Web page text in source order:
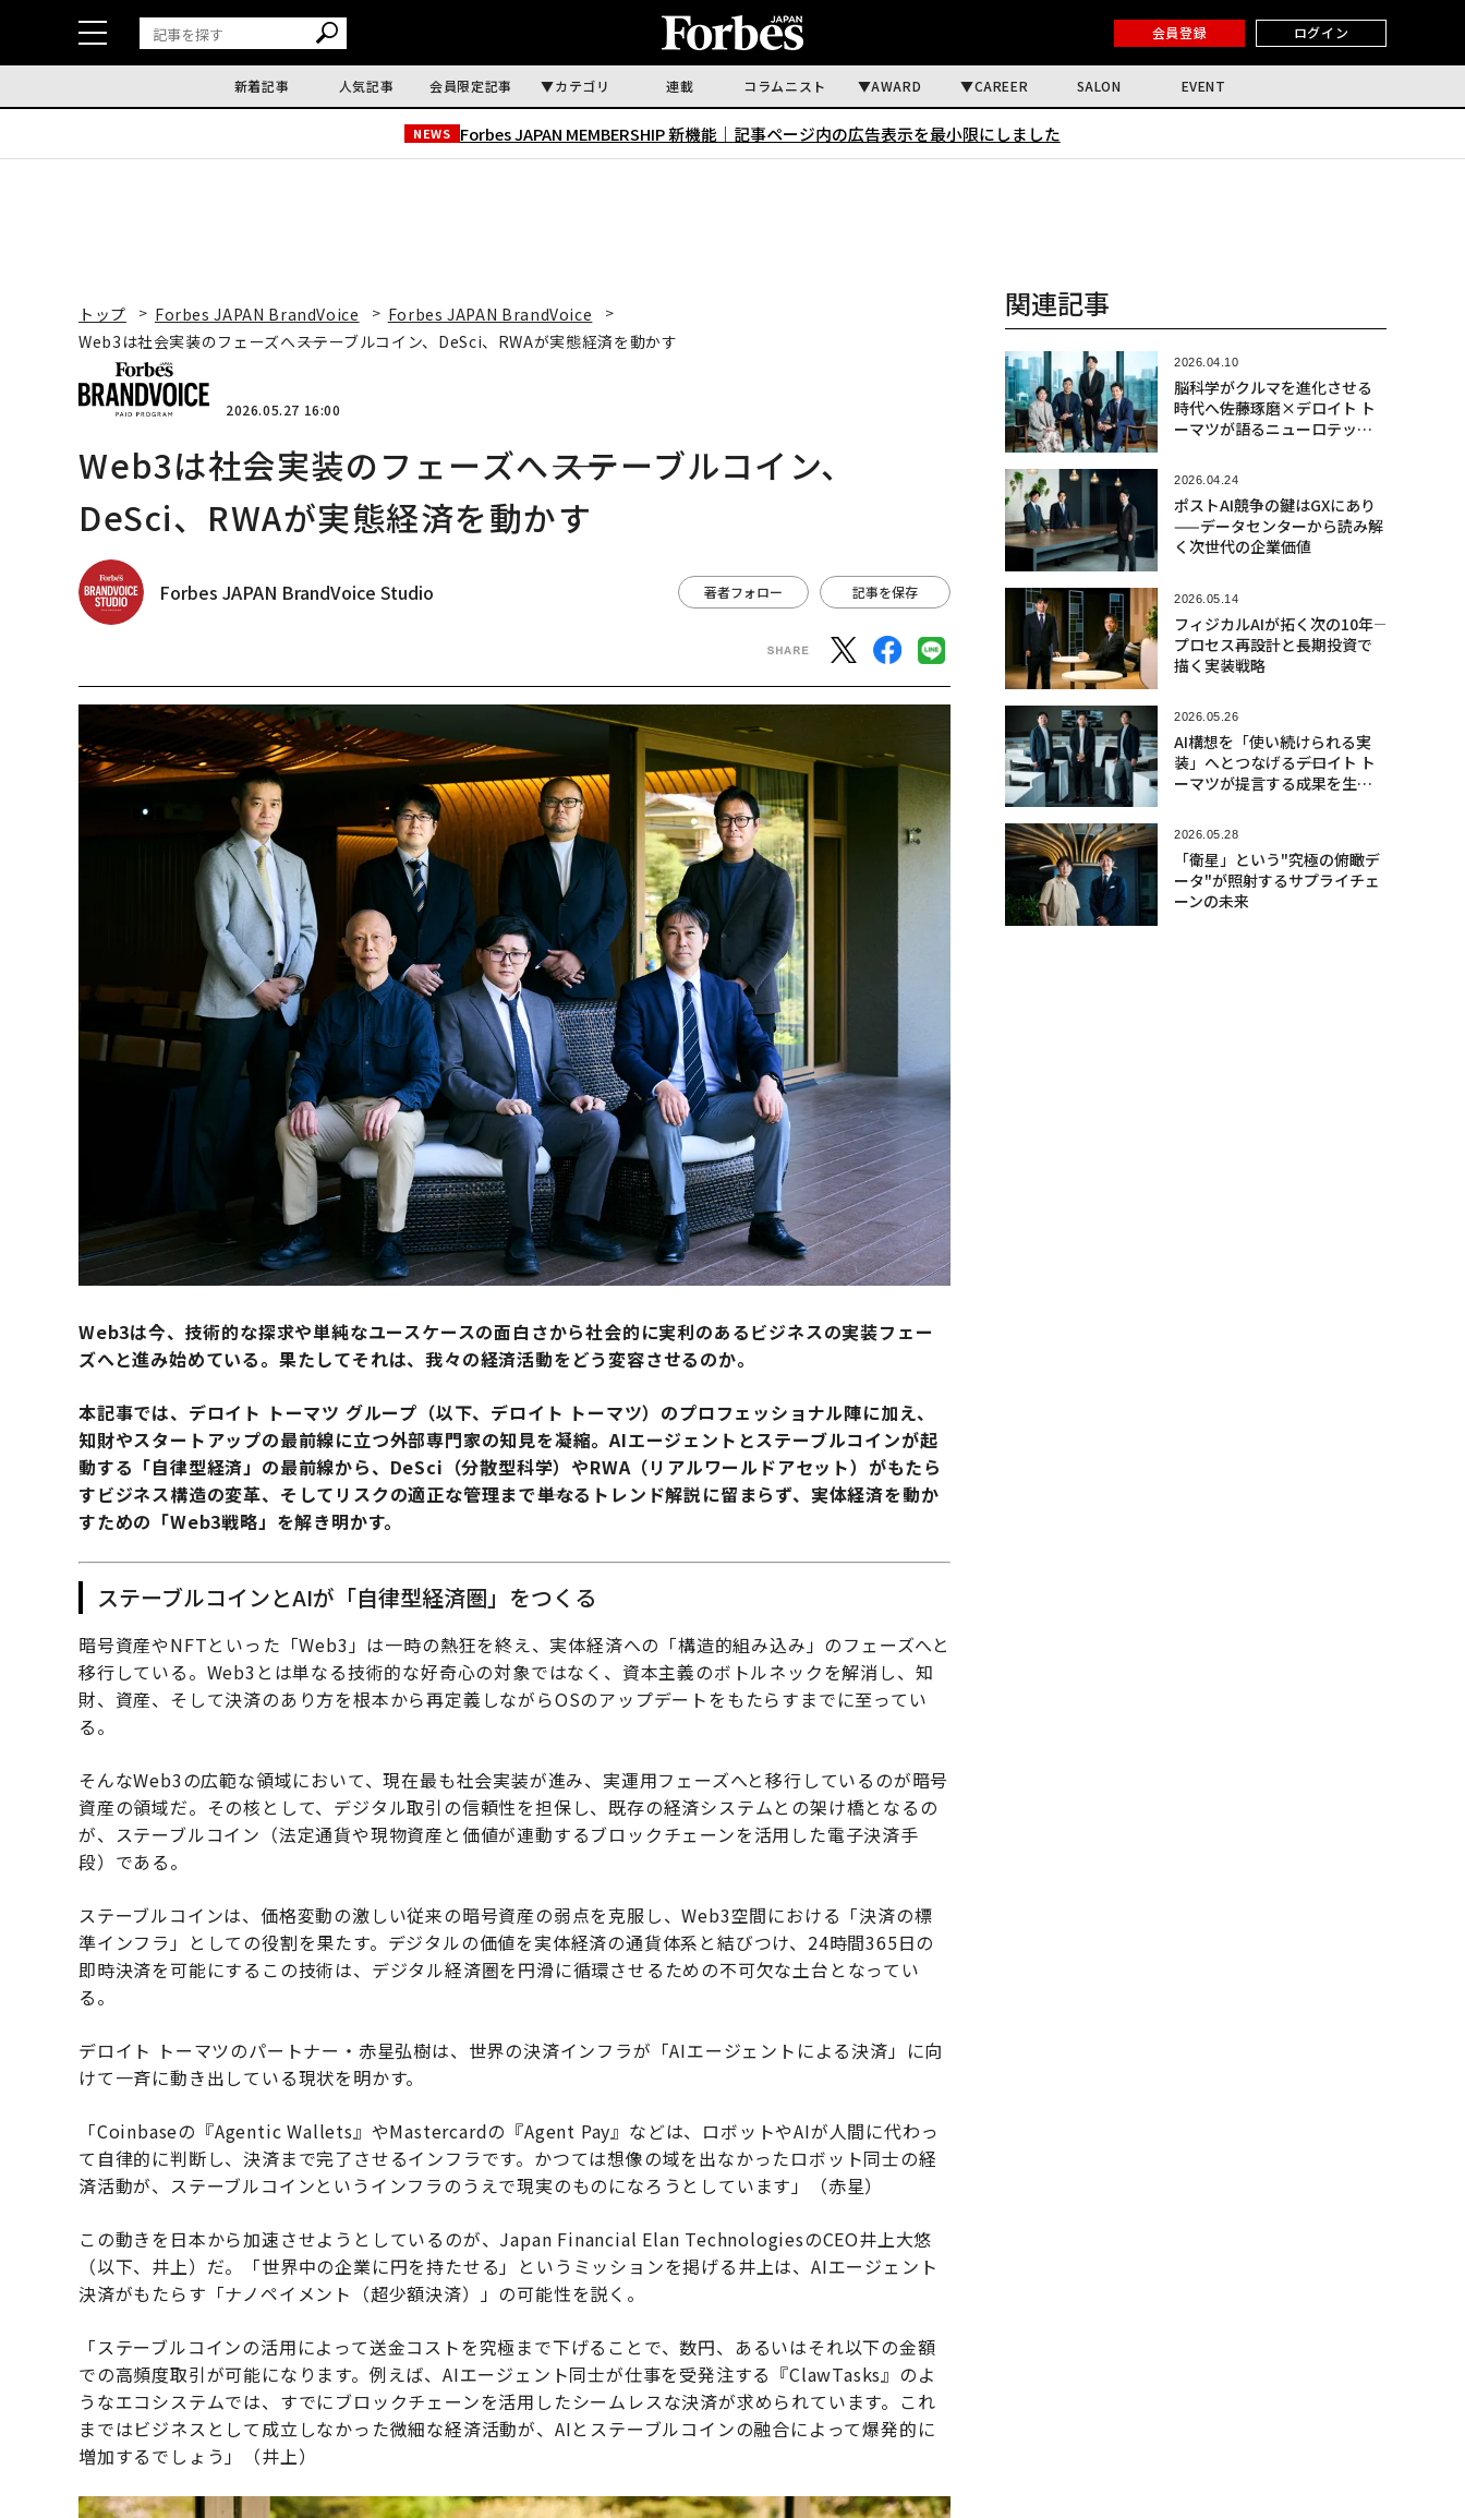
会員登録 ログイン
新着記事 人気記事 会員限定記事 カテゴリ 連載 コラムニスト AWARD CAREER SALON EVENT
NEWS Forbes JAPAN MEMBERSHIP 新機能｜ 記事ページ内の広告表示を最小限にしました
トップ Forbes JAPAN BrandVoice
Forbes JAPAN BrandVoice
Web3は社会実装のフェーズへ――ステーブルコイン、DeSci、RWAが実態経済を動かす
2026.05.27 16:00
Web3は社会実装のフェーズへ――ステーブルコイン、
DeSci、RWAが実態経済を動かす
Forbes JAPAN BrandVoice Studio 著者フォロー 記事を保存
Web3は今、技術的な探求や単純なユースケースの面白さから社会的に実利のあるビジネスの実装フェー
ズへと進み始めている。果たしてそれは、我々の経済活動をどう変容させるのか。
本記事では、デロイト トーマツ グループ（以下、デロイト トーマツ）のプロフェッショナル陣に加え、
知財やスタートアップの最前線に立つ外部専門家の知見を凝縮。AIエージェントとステーブルコインが起
動する「自律型経済」の最前線から、DeSci（分散型科学）やRWA（リアルワールドアセット）がもたら
すビジネス構造の変革、そしてリスクの適正な管理まで――単なるトレンド解説に留まらず、実体経済を動か
すための「Web3戦略」を解き明かす。
ステーブルコインとAIが「自律型経済圏」をつくる
暗号資産やNFTといった「Web3」は一時の熱狂を終え、実体経済への「構造的組み込み」のフェーズへと
移行している。Web3とは単なる技術的な好奇心の対象ではなく、資本主義のボトルネックを解消し、知
財、資産、そして決済のあり方を根本から再定義しながらOSのアップデートをもたらすまでに至ってい
る。
そんなWeb3の広範な領域において、現在最も社会実装が進み、実運用フェーズへと移行しているのが暗号
資産の領域だ。その核として、デジタル取引の信頼性を担保し、既存の経済システムとの架け橋となるの
が、ステーブルコイン（法定通貨や現物資産と価値が連動するブロックチェーンを活用した電子決済手
段）である。
ステーブルコインは、価格変動の激しい従来の暗号資産の弱点を克服し、Web3空間における「決済の標
準インフラ」としての役割を果たす。デジタルの価値を実体経済の通貨体系と結びつけ、24時間365日の
即時決済を可能にするこの技術は、デジタル経済圏を円滑に循環させるための不可欠な土台となってい
る。
デロイト トーマツのパートナー・赤星弘樹は、世界の決済インフラが「AIエージェントによる決済」に向
けて一斉に動き出している現状を明かす。
「Coinbaseの『Agentic Wallets』やMastercardの『Agent Pay』などは、ロボットやAIが人間に代わっ
て自律的に判断し、決済まで完了させるインフラです。かつては想像の域を出なかったロボット同士の経
済活動が、ステーブルコインというインフラのうえで現実のものになろうとしています」（赤星）
この動きを日本から加速させようとしているのが、Japan Financial Elan TechnologiesのCEO井上大悠
（以下、井上）だ。「世界中の企業に円を持たせる」というミッションを掲げる井上は、AIエージェント
決済がもたらす「ナノペイメント（超少額決済）」の可能性を説く。
「ステーブルコインの活用によって送金コストを究極まで下げることで、数円、あるいはそれ以下の金額
での高頻度取引が可能になります。例えば、AIエージェント同士が仕事を受発注する『ClawTasks』のよ
うなエコシステムでは、すでにブロックチェーンを活用したシームレスな決済が求められています。これ
まではビジネスとして成立しなかった微細な経済活動が、AIとステーブルコインの融合によって爆発的に
増加するでしょう」（井上）
関連記事
2026.04.10
脳科学がクルマを進化させる
時代へ――佐藤琢磨×デロイト ト
ーマツが語るニューロテック
2026.04.24
ポストAI競争の鍵はGXにあり
——データセンターから読み解
く次世代の企業価値
2026.05.14
フィジカルAIが拓く次の10年――
プロセス再設計と長期投資で
描く実装戦略
2026.05.26
AI構想を「使い続けられる実
装」へとつなげる――デロイト ト
ーマツが提言する成果を生む
2026.05.28
「衛星」という"究極の俯瞰デ
ータ"が照射するサプライチェ
ーンの未来